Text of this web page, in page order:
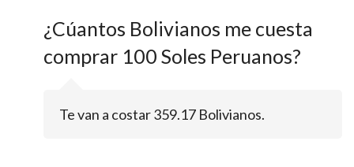
¿Cúantos Bolivianos me cuesta
comprar 100 Soles Peruanos?
Te van a costar 359.17 Bolivianos.